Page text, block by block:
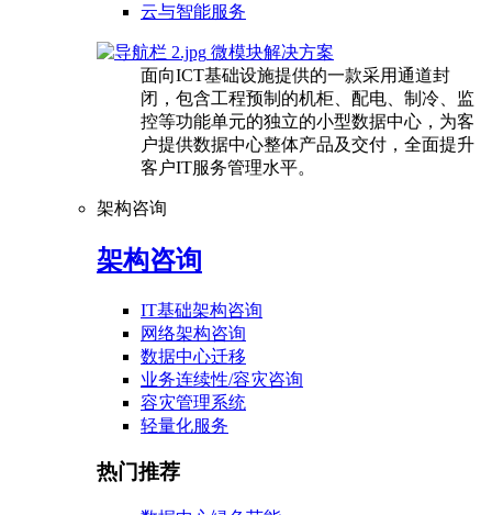
云与智能服务
微模块解决方案
面向ICT基础设施提供的一款采用通道封
闭，包含工程预制的机柜、配电、制冷、监
控等功能单元的独立的小型数据中心，为客
户提供数据中心整体产品及交付，全面提升
客户IT服务管理水平。
架构咨询
架构咨询
IT基础架构咨询
网络架构咨询
数据中心迁移
业务连续性/容灾咨询
容灾管理系统
轻量化服务
热门推荐